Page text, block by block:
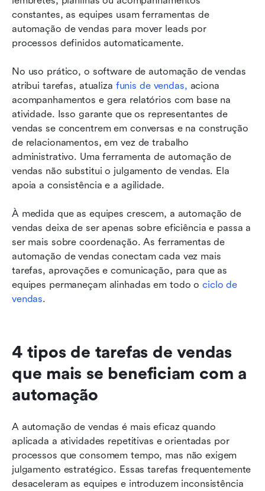
constantes, as equipes usam ferramentas de
automação de vendas para mover leads por
processos definidos automaticamente.
No uso prático, o software de automação de vendas
atribui tarefas, atualiza funis de vendas, aciona
acompanhamentos e gera relatórios com base na
atividade. Isso garante que os representantes de
vendas se concentrem em conversas e na construção
de relacionamentos, em vez de trabalho
administrativo. Uma ferramenta de automação de
vendas não substitui o julgamento de vendas. Ela
apoia a consistência e a agilidade.
À medida que as equipes crescem, a automação de
vendas deixa de ser apenas sobre eficiência e passa a
ser mais sobre coordenação. As ferramentas de
automação de vendas conectam cada vez mais
tarefas, aprovações e comunicação, para que as
equipes permaneçam alinhadas em todo o ciclo de
vendas.
4 tipos de tarefas de vendas
que mais se beneficiam com a
automação
A automação de vendas é mais eficaz quando
aplicada a atividades repetitivas e orientadas por
processos que consomem tempo, mas não exigem
julgamento estratégico. Essas tarefas frequentemente
desaceleram as equipes e introduzem inconsistência